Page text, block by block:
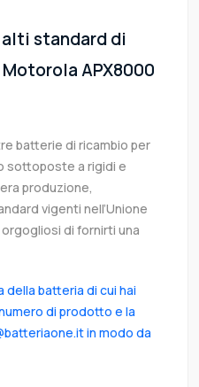
standard di
APX8000
batterie di ricambio per
sottoposte a rigidi e
produzione,
vigenti nell’Unione
di fornirti una
della batteria di cui hai
di prodotto e la
in modo da